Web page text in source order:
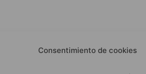
Consentimiento de cookies